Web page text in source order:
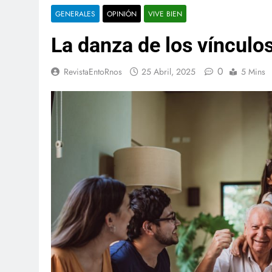
GENERALES OPINIÓN VIVE BIEN
La danza de los
RevistaEntoRnos 25 Abril, 2025 0 5 Mins